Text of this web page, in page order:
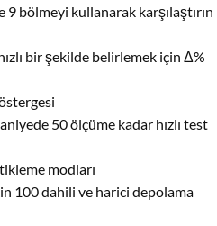
bölmeyi kullanarak karşılaştırın
bir şekilde belirlemek için Δ%
50 ölçüme kadar hızlı test
modları
100 dahili ve harici depolama